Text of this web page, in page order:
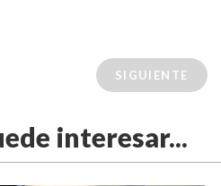
SIGUIENTE
interesar...